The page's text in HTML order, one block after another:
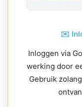
✉️
Inloggen via
werking door
Gebruik